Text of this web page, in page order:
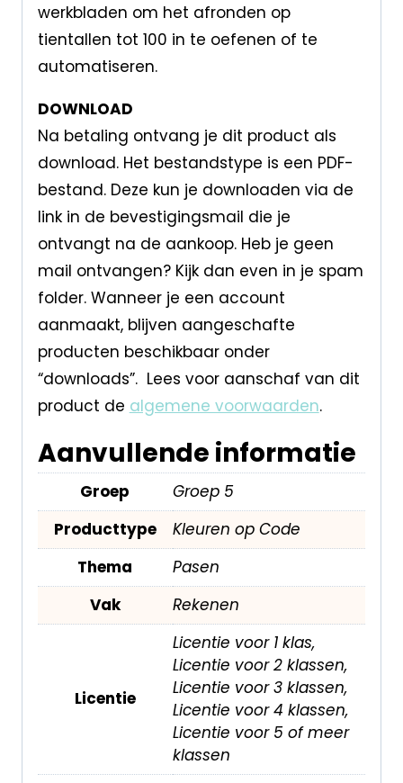
werkbladen om het afronden op
tientallen tot 100 in te oefenen of te
automatiseren.
DOWNLOAD
Na betaling ontvang je dit product als
download. Het bestandstype is een PDF-
bestand. Deze kun je downloaden via de
link in de bevestigingsmail die je
ontvangt na de aankoop. Heb je geen
mail ontvangen? Kijk dan even in je spam
folder. Wanneer je een account
aanmaakt, blijven aangeschafte
producten beschikbaar onder
“downloads”. Lees voor aanschaf van dit
product de algemene voorwaarden.
Aanvullende informatie
Groep
Groep 5
Producttype
Kleuren op Code
Thema
Pasen
Vak
Rekenen
Licentie
Licentie voor 1 klas,
Licentie voor 2 klassen,
Licentie voor 3 klassen,
Licentie voor 4 klassen,
Licentie voor 5 of meer
klassen